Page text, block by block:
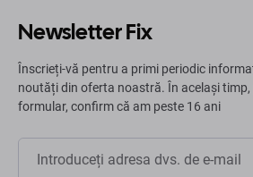
Newsletter Fix
Înscrieți-vă pentru a primi periodic
noutăți din oferta noastră. În același
formular, confirm că am peste 16 ani